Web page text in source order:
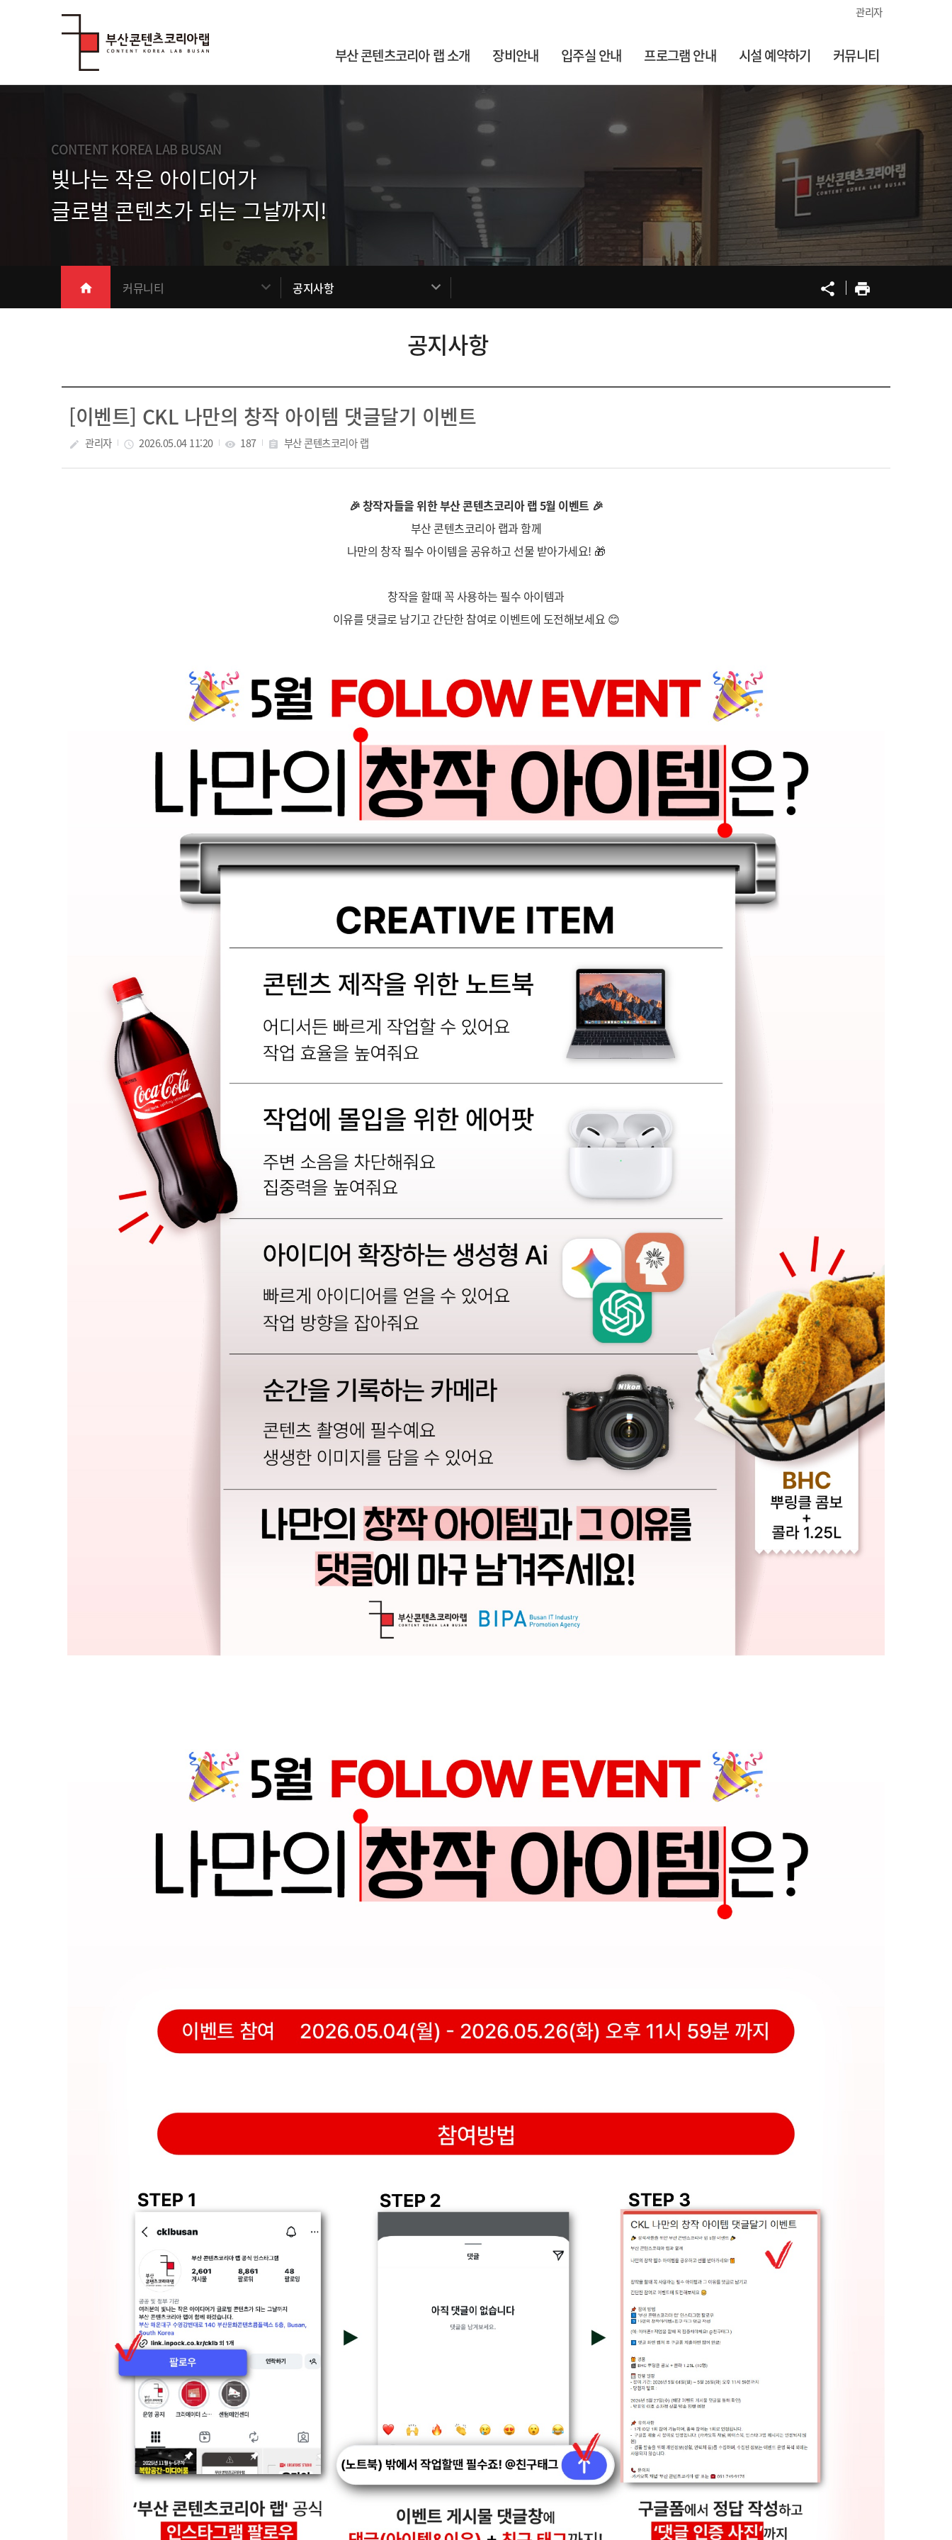
Skip Menu 관리자
부산 콘텐츠코리아 랩 소개 장비안내 입주실 안내 프로그램 안내 시설 예약하기 커뮤니티
CONTENT KOREA LAB BUSAN
빛나는 작은 아이디어가
글로벌 콘텐츠가 되는 그날까지!
home 커뮤니티 공지사항 share 공유print
공지사항
[이벤트] CKL 나만의 창작 아이템 댓글달기 이벤트
create 관리자 access_time 2026.05.04 11:20 visibility 187 assignment 부산 콘텐츠코리아 랩
🎉 창작자들을 위한 부산 콘텐츠코리아 랩 5월 이벤트 🎉
부산 콘텐츠코리아 랩과 함께
나만의 창작 필수 아이템을 공유하고 선물 받아가세요! 🎁
창작을 할때 꼭 사용하는 필수 아이템과
이유를 댓글로 남기고 간단한 참여로 이벤트에 도전해보세요 😊